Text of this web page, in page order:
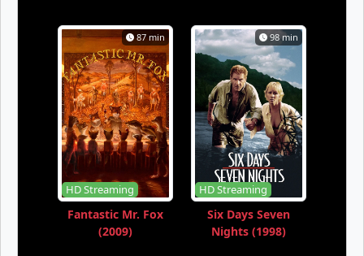
87 min
HD Streaming
Fantastic Mr. Fox
(2009)
98 min
HD Streaming
Six Days Seven
Nights (1998)